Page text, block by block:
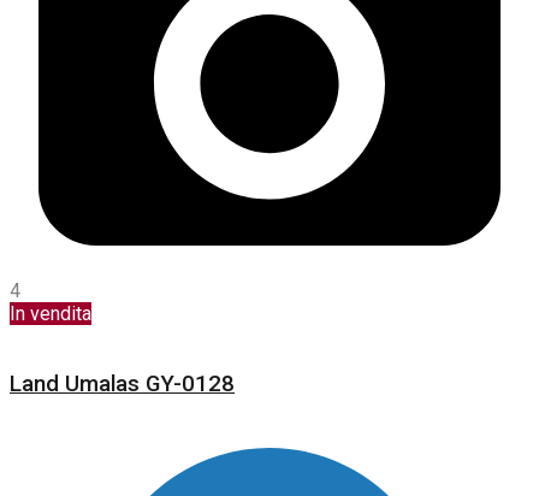
4
In vendita
Land Umalas GY-0128